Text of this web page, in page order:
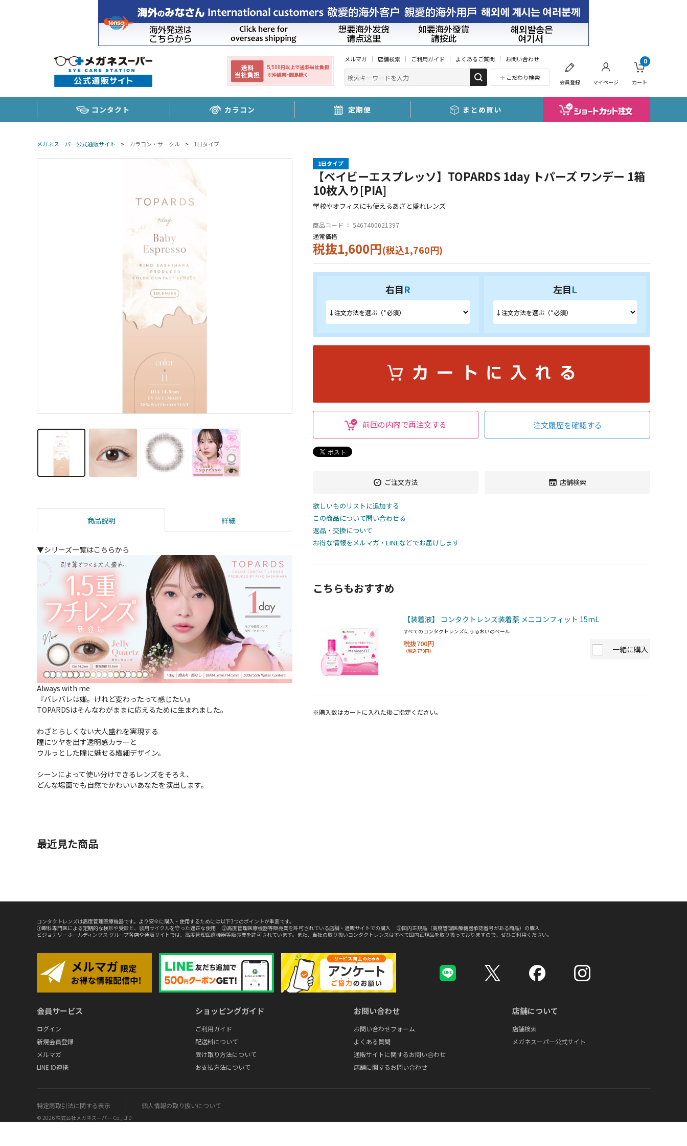
メルマガ 店舗検索 ご利用ガイド よくあるご質問 お問い合わせ
こだわり検索
会員登録 マイページ カート
0
コンタクト カラコン 定期便 まとめ買い
メガネスーパー公式通販サイト > カラコン・サークル > 1日タイプ
商品説明 詳細
▼シリーズ一覧はこちらから
Always with me
『バレバレは嫌。けれど変わったって感じたい』
TOPARDSはそんなわがままに応えるために生まれました。
わざとらしくない大人盛れを実現する
瞳にツヤを出す透明感カラーと
ウルっとした瞳に魅せる繊細デザイン。
シーンによって使い分けできるレンズをそろえ、
どんな場面でも自然でかわいいあなたを演出します。
1日タイプ
【ベイビーエスプレッソ】TOPARDS 1day トパーズ ワンデー 1箱
10枚入り[PIA]
学校やオフィスにも使えるあざと盛れレンズ
商品コード ： 5467400021397
通常価格
税抜1,600円(税込1,760円)
右目R 左目L
前回の内容で再注文する 注文履歴を確認する
ご注文方法 店舗検索
欲しいものリストに追加する
この商品について問い合わせる
返品・交換について
お得な情報をメルマガ・LINEなどでお届けします
こちらもおすすめ
【装着液】 コンタクトレンズ装着薬 メニコンフィット 15mL
すべてのコンタクトレンズにうるおいのベール
税抜700円
（税込770円） 一緒に購入
※購入数はカートに入れた後ご指定ください。
最近見た商品
コンタクトレンズは高度管理医療機器です。より安全に購入・使用するためには以下3つのポイントが重要です。
①眼科専門医による定期的な検診や受診と、装用サイクルを守った適正な使用 ②高度管理医療機器等販売業を許可されている店舗・通販サイトでの購入 ③国内正規品（高度管理医療機器承認番号がある商品）の購入
ビジョナリーホールディングス グループ各店や通販サイトでは、高度管理医療機器等販売業を許可されています。また、当社の取り扱いコンタクトレンズはすべて国内正規品を取り扱っておりますので、ぜひご利用ください。
会員サービス
ログイン
新規会員登録
メルマガ
LINE ID連携
ショッピングガイド
ご利用ガイド
配送料について
受け取り方法について
お支払方法について
お問い合わせ
お問い合わせフォーム
よくある質問
通販サイトに関するお問い合わせ
店舗に関するお問い合わせ
店舗について
店舗検索
メガネスーパー公式サイト
特定商取引法に関する表示 個人情報の取り扱いについて
© 2026 株式会社メガネスーパー Co., LTD